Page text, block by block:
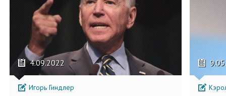
4.09.2022
Игорь Гиндлер